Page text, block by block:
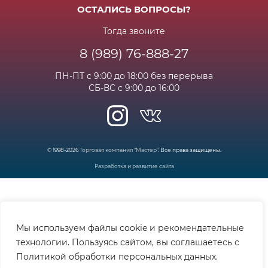
Мы используем файлы cookie и рекомендательные
технологии. Пользуясь сайтом, вы соглашаетесь с
Политикой обработки персональных данных.
Возрат и гарантия
Часто задаваемые вопросы
ОСТАЛИСЬ ВОПРОСЫ?
Тогда звоните
8 (989) 76-888-27
ПН-ПТ с 9:00 до 18:00 без перерыва
СБ-ВС с 9:00 до 16:00
© 1998-2026Торговая компания "Мастер". Все права защищены.
Разработка и развитие сайта